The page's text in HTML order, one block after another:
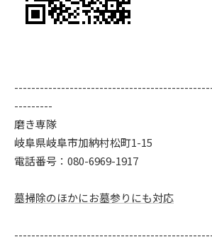
---------
磨き専隊
岐阜県岐阜市加納村松町1-15
電話番号：080-6969-1917
墓掃除のほかにお墓参りにも対応